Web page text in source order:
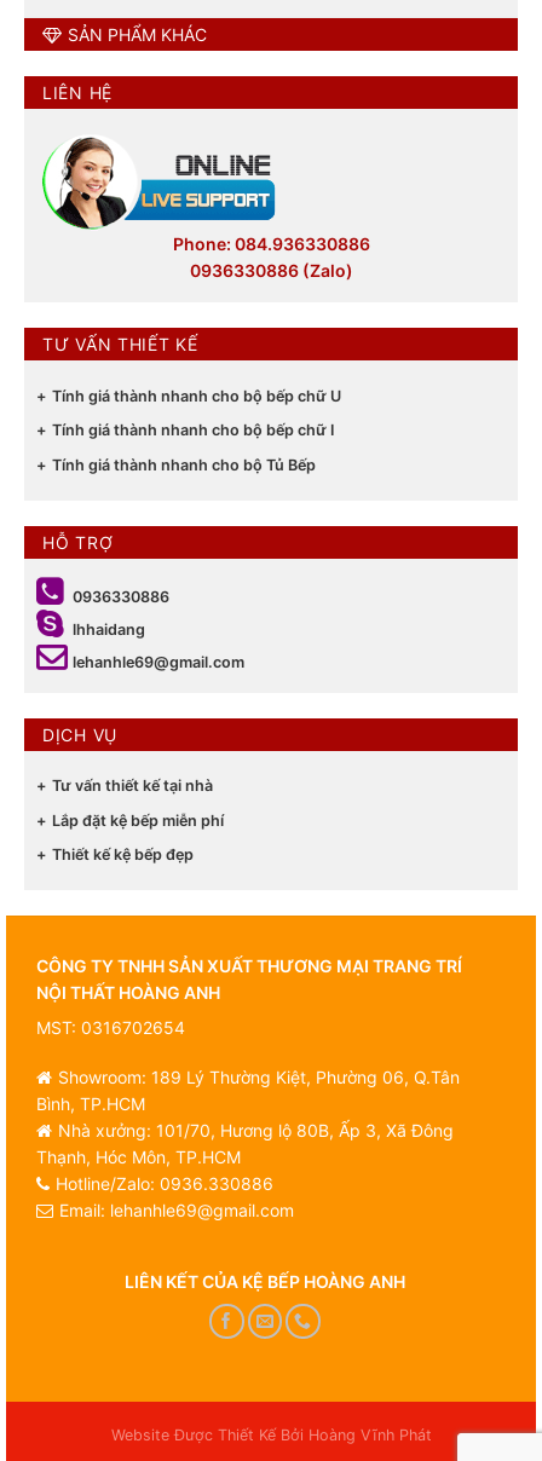
SẢN PHẨM KHÁC
LIÊN HỆ
Phone: 084.936330886
0936330886 (Zalo)
TƯ VẤN THIẾT KẾ
Tính giá thành nhanh cho bộ bếp chữ U
Tính giá thành nhanh cho bộ bếp chữ I
Tính giá thành nhanh cho bộ Tủ Bếp
HỖ TRỢ
0936330886
lhhaidang
lehanhle69@gmail.com
DỊCH VỤ
Tư vấn thiết kế tại nhà
Lắp đặt kệ bếp miễn phí
Thiết kế kệ bếp đẹp
CÔNG TY TNHH SẢN XUẤT THƯƠNG MẠI TRANG TRÍ
NỘI THẤT HOÀNG ANH
MST: 0316702654
Showroom: 189 Lý Thường Kiệt, Phường 06, Q.Tân
Bình, TP.HCM
Nhà xưởng: 101/70, Hương lộ 80B, Ấp 3, Xã Đông
Thạnh, Hóc Môn, TP.HCM
Hotline/Zalo: 0936.330886
Email: lehanhle69@gmail.com
LIÊN KẾT CỦA KỆ BẾP HOÀNG ANH
Website Được Thiết Kế Bởi Hoàng Vĩnh Phát